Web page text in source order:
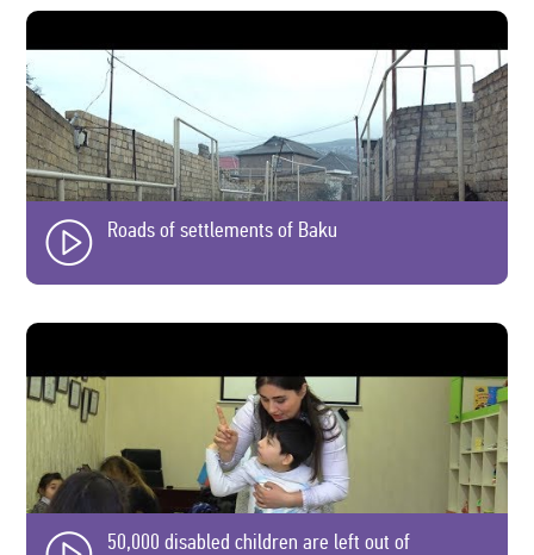
Roads of settlements of Baku
50,000 disabled children are left out of